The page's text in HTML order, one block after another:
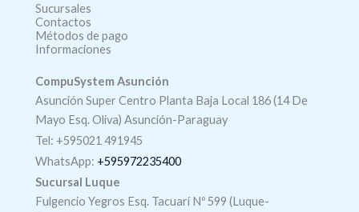
Sucursales
Contactos
Métodos de pago
Informaciones
CompuSystem Asunción
Asunción Super Centro Planta Baja Local 186 (14 De
Mayo Esq. Oliva) Asunción-Paraguay
Tel: +595021 491945
WhatsApp: +595972235400
Sucursal Luque
Fulgencio Yegros Esq. Tacuarí Nº 599 (Luque-